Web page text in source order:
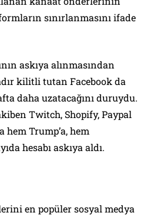
sınırlanmasını ifade
askıya alınmasından
kilitli tutan Facebook da
daha uzatacağını duruydu.
Twitch, Shopify, Paypal
Trump’a, hem
hesabı askıya aldı.
en popüler sosyal medya